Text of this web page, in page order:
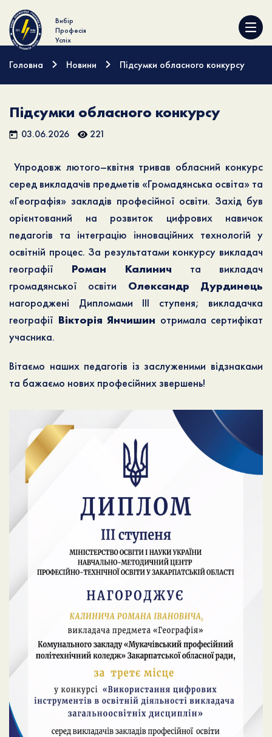
Вибір
Професія
Успіх
Головна Новини Підсумки обласного конкурсу
Підсумки обласного конкурсу
03.06.2026 221
Упродовж лютого–квітня тривав обласний конкурс
серед викладачів предметів «Громадянська освіта» та
«Географія» закладів професійної освіти. Захід був
орієнтований на розвиток цифрових навичок
педагогів та інтеграцію інноваційних технологій у
освітній процес. За результатами конкурсу викладач
географії Роман Калинич та викладач
громадянської освіти Олександр Дурдинець
нагороджені Дипломами ІІІ ступеня; викладачка
географії Вікторія Янчишин отримала сертифікат
учасника.
Вітаємо наших педагогів із заслуженими відзнаками
та бажаємо нових професійних звершень!